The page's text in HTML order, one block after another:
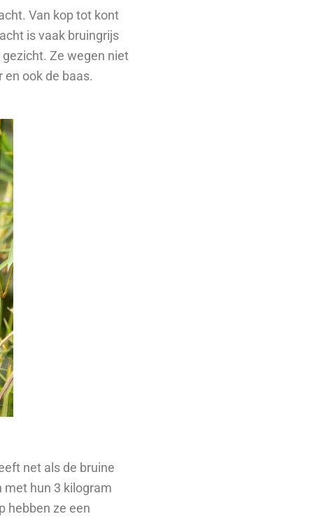
Van kop tot kont
is vaak bruingrijs
Ze wegen niet
ook de baas.
net als de bruine
met hun 3 kilogram
hebben ze een